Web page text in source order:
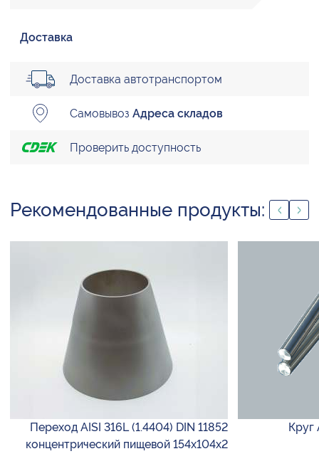
Доставка
Доставка автотранспортом
Самовывоз Адреса складов
Проверить доступность
Рекомендованные продукты:
Переход AISI 316L (1.4404) DIN 11852
концентрический пищевой 154х104х2
Круг